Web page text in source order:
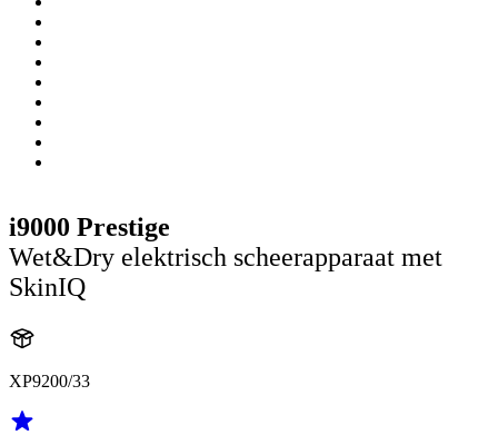
i9000 Prestige
Wet&Dry elektrisch scheerapparaat met
SkinIQ
XP9200/33